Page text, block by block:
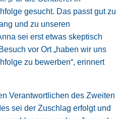
gesucht. Das passt gut zu
und zu unseren
sei erst etwas skeptisch
vor Ort „haben wir uns
zu bewerben“, erinnert
Verantwortlichen des Zweiten
sei der Zuschlag erfolgt und